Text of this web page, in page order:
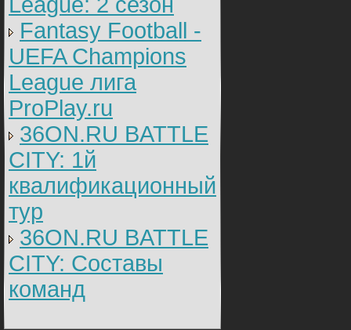
Fantasy Football -
UEFA Champions
League лига
ProPlay.ru
36ON.RU BATTLE
CITY: 1й
квалификационный
тур
36ON.RU BATTLE
CITY: Составы
команд